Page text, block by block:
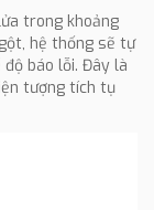
trong khoảng
hệ thống sẽ tự
báo lỗi. Đây là
tượng tích tụ